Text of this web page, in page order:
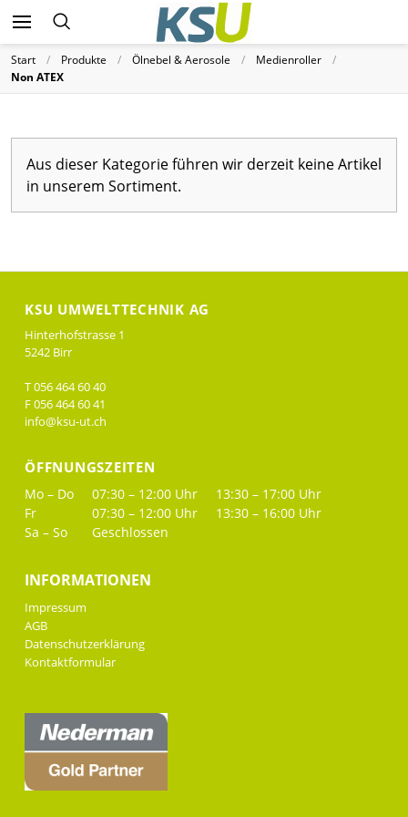
Start Produkte Ölnebel & Aerosole
Medienroller
Non ATEX
Aus dieser Kategorie führen wir derzeit keine Artikel
in unserem Sortiment.
KSU UMWELTTECHNIK AG
Hinterhofstrasse 1
5242 Birr
T 056 464 60 40
F 056 464 60 41
info@ksu-ut.ch
ÖFFNUNGSZEITEN
Mo – Do 07:30 – 12:00 Uhr
13:30 – 17:00 Uhr
Fr
07:30 – 12:00 Uhr
13:30 – 16:00 Uhr
Sa – So
Geschlossen
INFORMATIONEN
Impressum
AGB
Datenschutzerklärung
Kontaktformular